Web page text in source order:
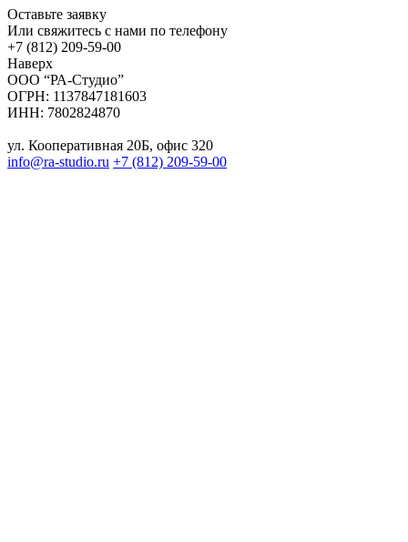
Оставьте заявку
Или свяжитесь с нами по телефону
+7 (812) 209-59-00
Наверх
ООО “РА-Студио”
ОГРН: 1137847181603
ИНН: 7802824870
ул. Кооперативная 20Б, офис 320
info@ra-studio.ru +7 (812) 209-59-00